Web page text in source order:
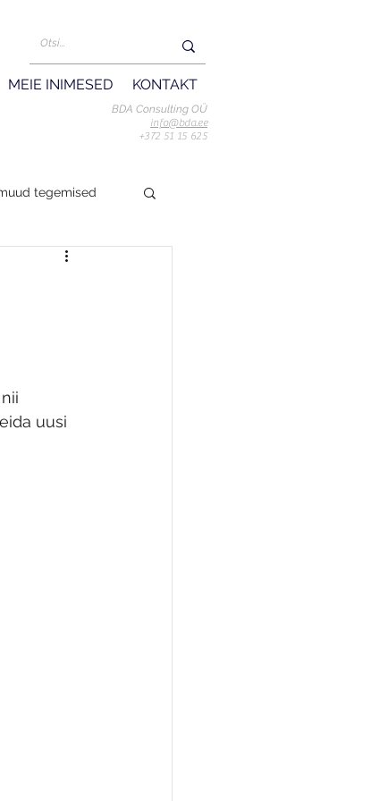
MEIE INIMESED KONTAKT
BDA Consulting OÜ
info@bda.ee
+372 51 15 625
tegemised
uusi